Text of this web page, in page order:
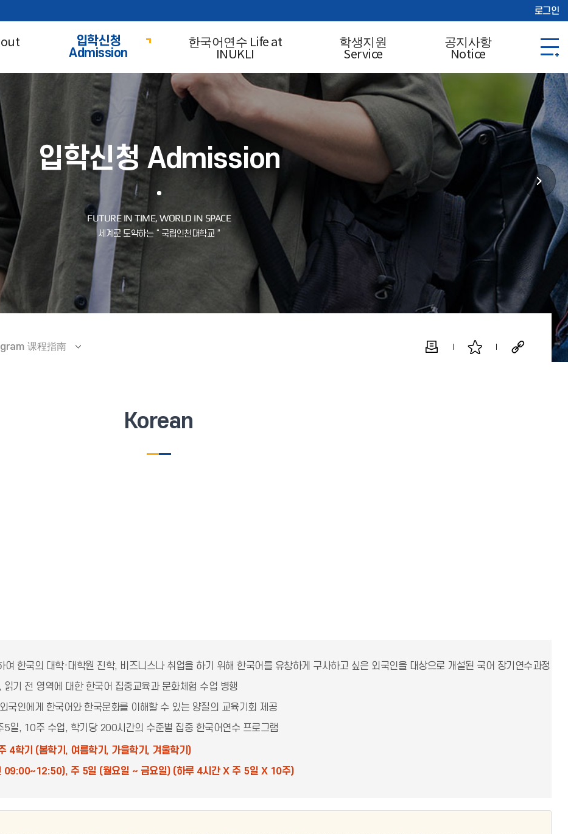
로그인
입학신청
Admission
한국어연수 Life at
INUKLI
학생지원
Service
공지사항
Notice
입학신청 Admission
课程指南
Korean
여 한국의 대학·대학원 진학, 비즈니스나 취업을 하기 위해 한국어를 유창하게 구사하고 싶은 외국인을 대상으로 개설된 국어 장기연수과정
읽기 전 영역에 대한 한국어 집중교육과 문화체험 수업 병행
국인에게 한국어와 한국문화를 이해할 수 있는 양질의 교육기회 제공
일, 10주 수업, 학기당 200시간의 수준별 집중 한국어연수 프로그램
4학기 (봄학기, 여름학기, 가을학기, 겨울학기)
09:00~12:50), 주 5일 (월요일 ~ 금요일) (하루 4시간 X 주 5일 X 10주)